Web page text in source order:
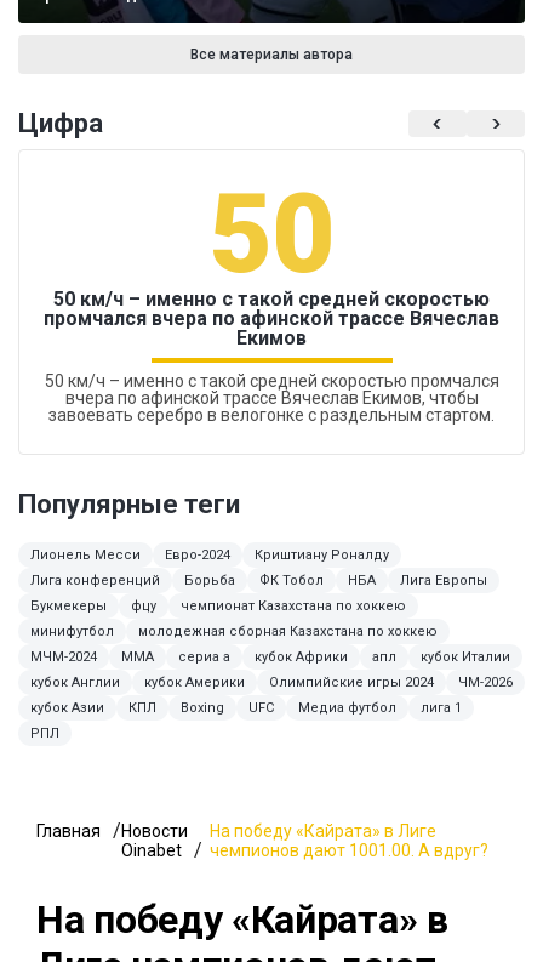
Все материалы автора
Цифра
50
50 км/ч – именно с такой средней скоростью
промчался вчера по афинской трассе Вячеслав
Екимов
50 км/ч – именно с такой средней скоростью промчался
вчера по афинской трассе Вячеслав Екимов, чтобы
завоевать серебро в велогонке с раздельным стартом.
Популярные теги
Лионель Месси Евро-2024
Криштиану Роналду
Лига конференций
Борьба ФК Тобол НБА
Лига Европы
Букмекеры
фцу
чемпионат Казахстана по хоккею
минифутбол
молодежная сборная Казахстана по хоккею
МЧМ-2024
ММА сериа а кубок Африки апл
кубок Италии
кубок Англии
кубок Америки Олимпийские игры 2024
ЧМ-2026
кубок Азии
КПЛ Boxing UFC Медиа футбол
лига 1
РПЛ
Главная
Новости
Oinabet
На победу «Кайрата» в Лиге
чемпионов дают 1001.00. А вдруг?
На победу «Кайрата» в